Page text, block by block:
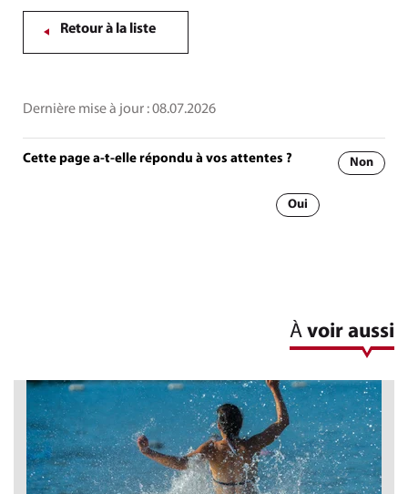
Retour à la liste
Dernière mise à jour :08.07.2026
Cette page a-t-elle répondu à vos attentes ? Non
Oui
À voir aussi